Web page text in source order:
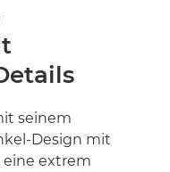
seinem
Design mit
eine extrem